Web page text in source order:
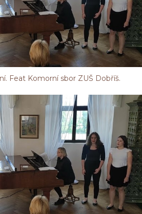
Feat Komorní sbor ZUŠ Dobříš.